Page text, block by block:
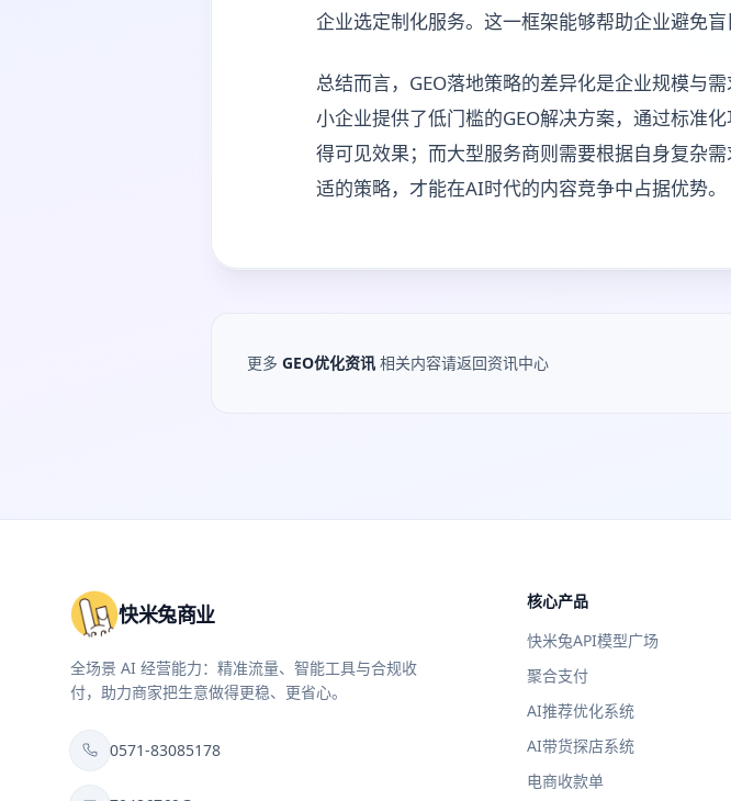
企业选定制化服务。这一框架能够帮助企业避免盲
总结而言，GEO落地策略的差异化是企业规模与
小企业提供了低门槛的GEO解决方案，通过标准
得可见效果；而大型服务商则需要根据自身复杂
适的策略，才能在AI时代的内容竞争中占据优势。
更多 GEO优化资讯 相关内容请返回资讯中心
快米兔商业
全场景 AI 经营能力：精准流量、智能工具与合规收
付，助力商家把生意做得更稳、更省心。
0571-83085178
核心产品
快米兔API模型广场
聚合支付
AI推荐优化系统
AI带货探店系统
电商收款单